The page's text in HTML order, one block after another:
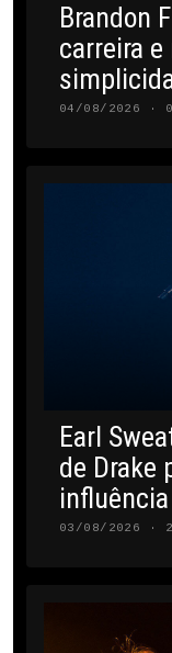
Brandon
carreira
04/08/2026 ·
Earl
de Drake
03/08/2026 ·